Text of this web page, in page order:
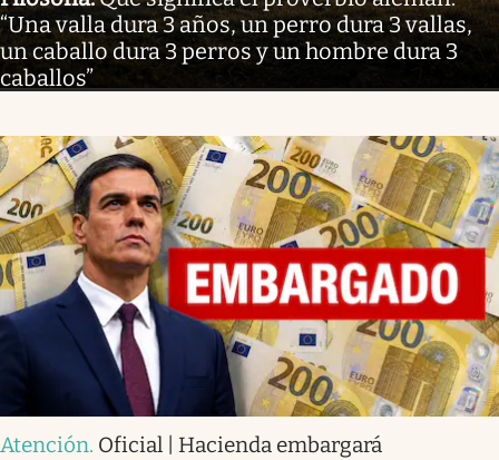
“Una valla dura 3 años, un perro dura 3 vallas,
un caballo dura 3 perros y un hombre dura 3
caballos”
Atención. Oficial | Hacienda embargará